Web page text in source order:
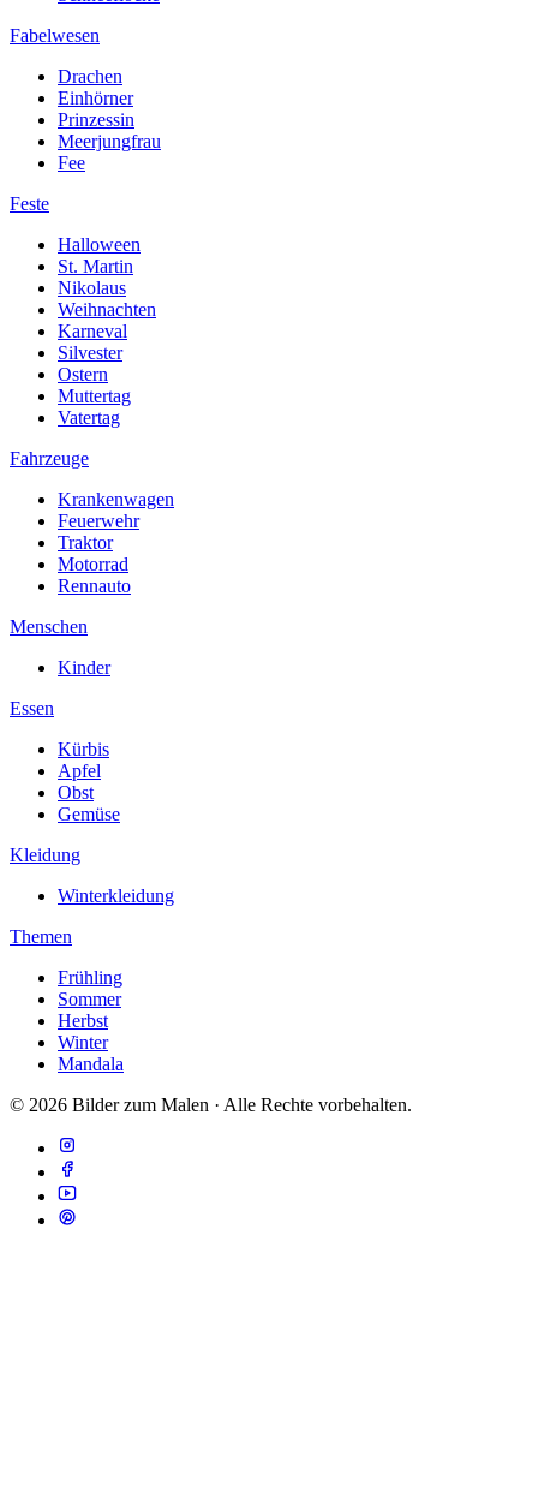
Fabelwesen
Drachen
Einhörner
Prinzessin
Meerjungfrau
Fee
Feste
Halloween
St. Martin
Nikolaus
Weihnachten
Karneval
Silvester
Ostern
Muttertag
Vatertag
Fahrzeuge
Krankenwagen
Feuerwehr
Traktor
Motorrad
Rennauto
Menschen
Kinder
Essen
Kürbis
Apfel
Obst
Gemüse
Kleidung
Winterkleidung
Themen
Frühling
Sommer
Herbst
Winter
Mandala
© 2026 Bilder zum Malen · Alle Rechte vorbehalten.